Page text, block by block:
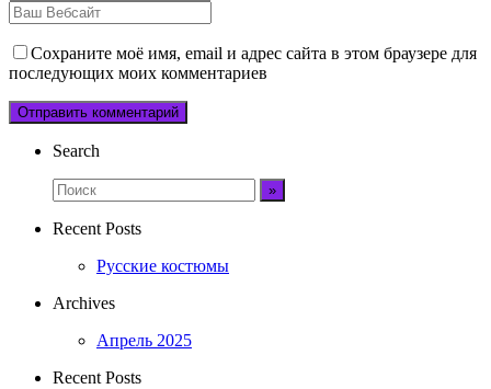
Сохраните моё имя, email и адрес сайта в этом браузере для
последующих моих комментариев
Search
Recent Posts
Русские костюмы
Archives
Апрель 2025
Recent Posts